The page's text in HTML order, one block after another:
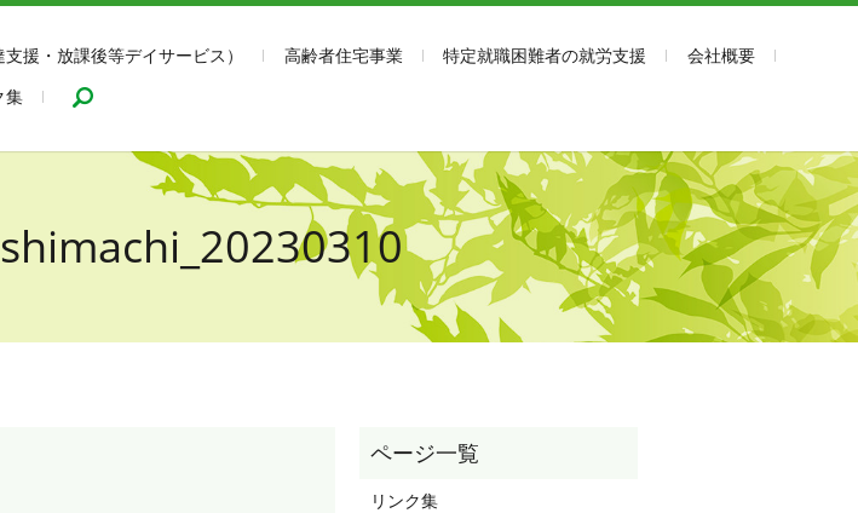
援・放課後等デイサービス） 高齢者住宅事業 特定就職困難者の就労支援
会社概要
集
リンク集